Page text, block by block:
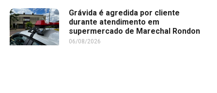
Grávida é agredida por cliente
durante atendimento em
supermercado de Marechal Rondon
06/08/2026